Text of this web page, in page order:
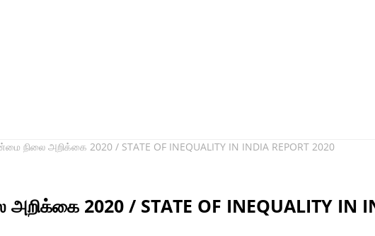
நிலை அறிக்கை 2020 / STATE OF INEQUALITY IN INDIA REPORT 2020
2020 / STATE OF INEQUALITY IN